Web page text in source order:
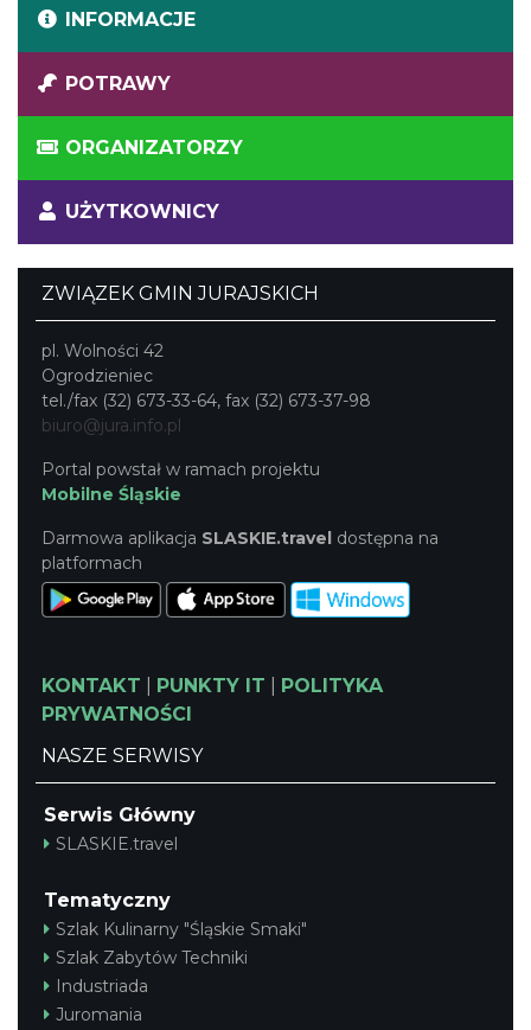
INFORMACJE
POTRAWY
ORGANIZATORZY
UŻYTKOWNICY
ZWIĄZEK GMIN JURAJSKICH
pl. Wolności 42
Ogrodzieniec
tel./fax (32) 673-33-64, fax (32) 673-37-98
biuro@jura.info.pl
Portal powstał w ramach projektu
Mobilne Śląskie
Darmowa aplikacja SLASKIE.travel dostępna na
platformach
KONTAKT PUNKTY IT
POLITYKA
PRYWATNOŚCI
NASZE SERWISY
Serwis Główny
SLASKIE.travel
Tematyczny
Szlak Kulinarny "Śląskie Smaki"
Szlak Zabytów Techniki
Industriada
Juromania